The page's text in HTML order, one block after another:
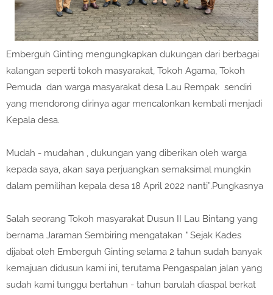
Emberguh Ginting mengungkapkan dukungan dari berbagai
kalangan seperti tokoh masyarakat, Tokoh Agama, Tokoh
Pemuda dan warga masyarakat desa Lau Rempak sendiri
yang mendorong dirinya agar mencalonkan kembali menjadi
Kepala desa.
Mudah - mudahan , dukungan yang diberikan oleh warga
kepada saya, akan saya perjuangkan semaksimal mungkin
dalam pemilihan kepala desa 18 April 2022 nanti”.Pungkasnya
Salah seorang Tokoh masyarakat Dusun II Lau Bintang yang
bernama Jaraman Sembiring mengatakan " Sejak Kades
dijabat oleh Emberguh Ginting selama 2 tahun sudah banyak
kemajuan didusun kami ini, terutama Pengaspalan jalan yang
sudah kami tunggu bertahun - tahun barulah diaspal berkat